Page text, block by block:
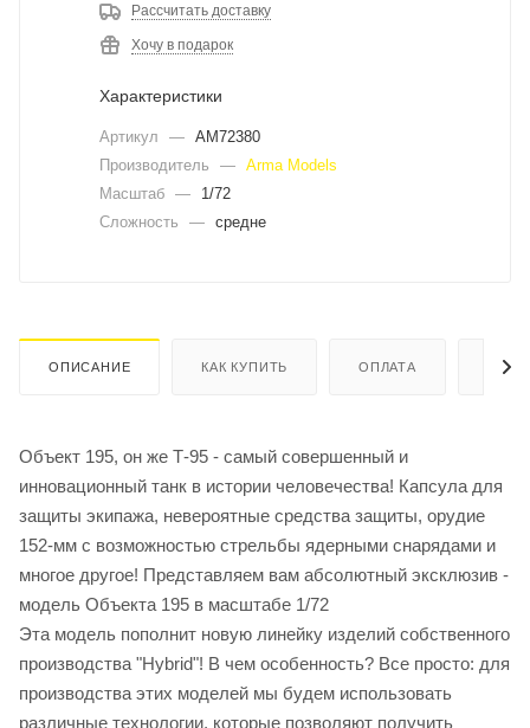
Рассчитать доставку
Хочу в подарок
Характеристики
Артикул — AM72380
Производитель
— Arma Models
Масштаб —
1/72
Сложность
— средне
ОПИСАНИЕ КАК КУПИТЬ ОПЛАТА
Объект 195, он же Т-95 - самый совершенный и
инновационный танк в истории человечества! Капсула для
защиты экипажа, невероятные средства защиты, орудие
152-мм с возможностью стрельбы ядерными снарядами и
многое другое! Представляем вам абсолютный эксклюзив -
модель Объекта 195 в масштабе 1/72
Эта модель пополнит новую линейку изделий собственного
производства "Hybrid"! В чем особенность? Все просто: для
производства этих моделей мы будем использовать
различные технологии, которые позволяют получить